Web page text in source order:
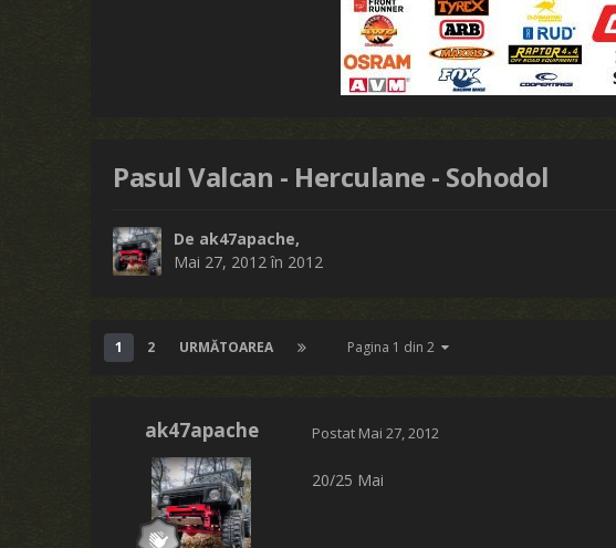
Pasul Valcan - Herculane - Sohodol
De ak47apache,
Mai 27, 2012în 2012
1 2 URMĂTOAREA Pagina 1 din 2
ak47apache Postat Mai 27, 2012
20/25 Mai